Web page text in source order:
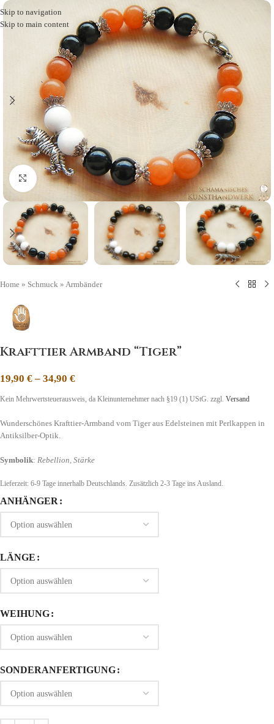
Skip to navigation
Skip to main content
Click to enlarge
Home » Schmuck » Armbänder
Krafttier Armband “Tiger”
19,90 €– 34,90 €
Kein Mehrwertsteuerausweis, da Kleinunternehmer nach §19 (1) UStG. zzgl. Versand
Wunderschönes Krafttier-Armband vom Tiger aus Edelsteinen mit Perlkappen in
Antiksilber-Optik.
Symbolik: Rebellion, Stärke
Lieferzeit: 6-9 Tage innerhalb Deutschlands. Zusätzlich 2-3 Tage ins Ausland.
ANHÄNGER
LÄNGE
WEIHUNG
SONDERANFERTIGUNG